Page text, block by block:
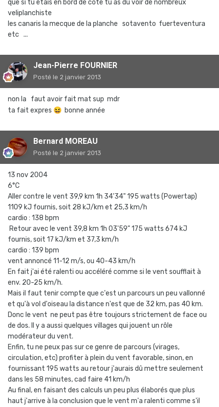
que si tu etais en bord de cote tu as du voir de nombreux
veliplanchiste
les canaris la mecque de la planche sotavento fuerteventura
etc ...
Jean-Pierre FOURNIER
Posté le 2 janvier 2013
non la faut avoir fait mat sup mdr
ta fait expres 😆 bonne année
Bernard MOREAU
Posté le 2 janvier 2013
13 nov 2004
6°C
Aller contre le vent 39,9 km 1h 34'34" 195 watts (Powertap)
1109 kJ fournis, soit 28 kJ/km et 25,3 km/h
cardio : 138 bpm
Retour avec le vent 39,8 km 1h 03'59" 175 watts 674 kJ
fournis, soit 17 kJ/km et 37,3 km/h
cardio : 139 bpm
vent annoncé 11-12 m/s, ou 40-43 km/h
En fait j'ai été ralenti ou accéléré comme si le vent soufflait à
env. 20-25 km/h.
Mais il faut tenir compte que c'est un parcours un peu vallonné
et qu'à vol d'oiseau la distance n'est que de 32 km, pas 40 km.
Donc le vent ne peut pas être toujours strictement de face ou
de dos. Il y a aussi quelques villages qui jouent un rôle
modérateur du vent.
Enfin, tu ne peux pas sur ce genre de parcours (virages,
circulation, etc) profiter à plein du vent favorable, sinon, en
fournissant 195 watts au retour j'aurais dû mettre seulement
dans les 58 minutes, cad faire 41 km/h
Au final, en faisant des calculs un peu plus élaborés que plus
haut j'arrive à la conclusion que le vent m'a ralenti comme s'il